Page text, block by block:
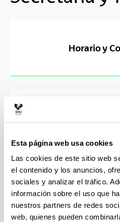
Esta página web usa cookies
Las cookies de este sitio web
el contenido y los anuncios,
sociales y analizar el tráfico.
información sobre el uso que
nuestros partners de redes
web, quienes pueden
Horario y
Calendario